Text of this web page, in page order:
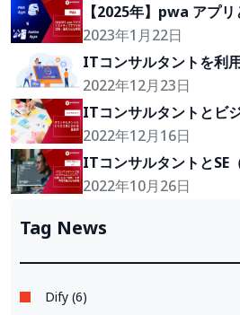
【2025年】pwa アプ
比較・選択方法を解説
2023年1月22日
ITコンサルタントを利
2022年12月23日
ITコンサルタントとビ
2022年12月16日
ITコンサルタントとSE
の違いとは？役割・仕
2022年10月26日
Tag News
Dify (6)